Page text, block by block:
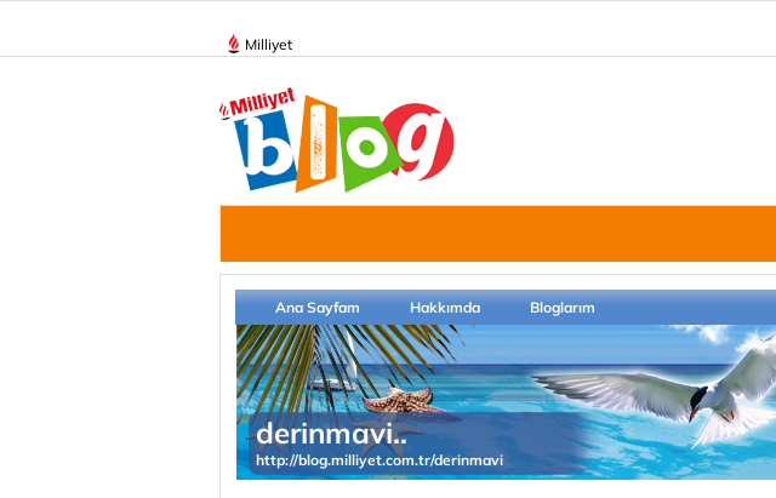
Milliyet
Ana Sayfam Hakkımda Bloglarım
derinmavi..
http://blog.milliyet.com.tr/derinmavi